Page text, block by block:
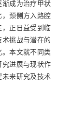
渐成为治疗甲状
颈侧方入路腔
正日益受到临
挑战与潜在的
本文就不同类
进展与现状作
来研究及技术